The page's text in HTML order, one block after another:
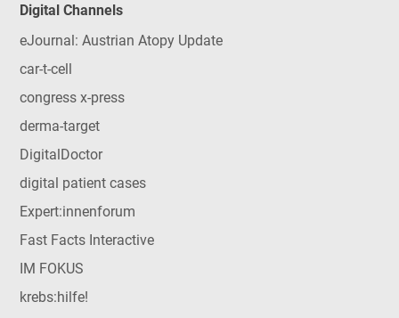
Digital Channels
eJournal: Austrian Atopy Update
car-t-cell
congress x-press
derma-target
DigitalDoctor
digital patient cases
Expert:innenforum
Fast Facts Interactive
IM FOKUS
krebs:hilfe!